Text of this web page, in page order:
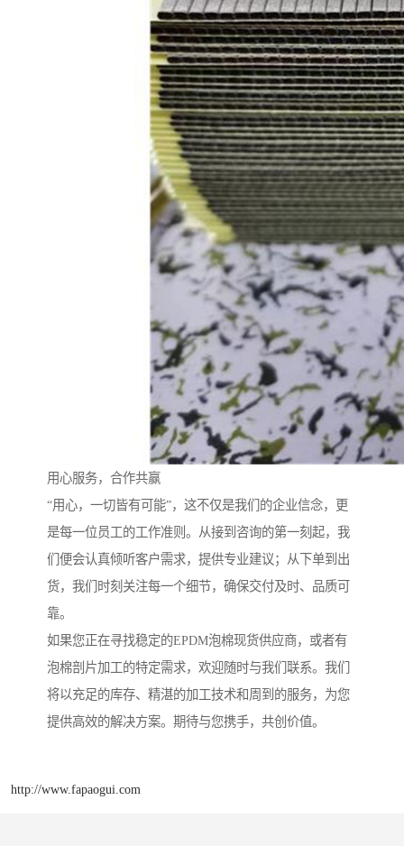
用心服务，合作共赢
“用心，一切皆有可能”，这不仅是我们的企业信念，更
是每一位员工的工作准则。从接到咨询的第一刻起，我
们便会认真倾听客户需求，提供专业建议；从下单到出
货，我们时刻关注每一个细节，确保交付及时、品质可
靠。
如果您正在寻找稳定的EPDM泡棉现货供应商，或者有
泡棉剖片加工的特定需求，欢迎随时与我们联系。我们
将以充足的库存、精湛的加工技术和周到的服务，为您
提供高效的解决方案。期待与您携手，共创价值。
http://www.fapaogui.com